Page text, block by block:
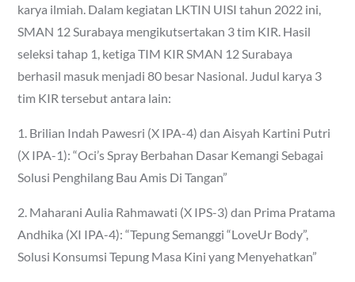
karya ilmiah. Dalam kegiatan LKTIN UISI tahun 2022 ini,
SMAN 12 Surabaya mengikutsertakan 3 tim KIR. Hasil
seleksi tahap 1, ketiga TIM KIR SMAN 12 Surabaya
berhasil masuk menjadi 80 besar Nasional. Judul karya 3
tim KIR tersebut antara lain:
1. Brilian Indah Pawesri (X IPA-4) dan Aisyah Kartini Putri
(X IPA-1): “Oci’s Spray Berbahan Dasar Kemangi Sebagai
Solusi Penghilang Bau Amis Di Tangan”
2. Maharani Aulia Rahmawati (X IPS-3) dan Prima Pratama
Andhika (XI IPA-4): “Tepung Semanggi “LoveUr Body”,
Solusi Konsumsi Tepung Masa Kini yang Menyehatkan”